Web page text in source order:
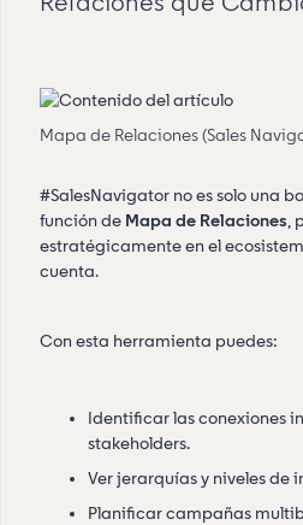
Mapa de Relaciones (Sales
#SalesNavigator no es solo una
función de Mapa de Relaciones,
estratégicamente en el
cuenta.
Con esta herramienta puedes:
Identificar las conexiones
stakeholders.
Ver jerarquías y niveles de
Planificar campañas